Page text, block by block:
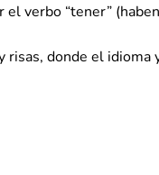
verbo “tener”
donde el idioma